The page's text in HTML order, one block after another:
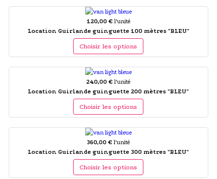
120,00 € l'unité
Location Guirlande guinguette 100 mètres "BLEU"
Choisir les options
240,00 € l'unité
Location Guirlande guinguette 200 mètres "BLEU"
Choisir les options
360,00 € l'unité
Location Guirlande guinguette 300 mètres "BLEU"
Choisir les options